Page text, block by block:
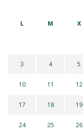
L M X
3 4 5
10 11 12
17 18 19
24 25 26